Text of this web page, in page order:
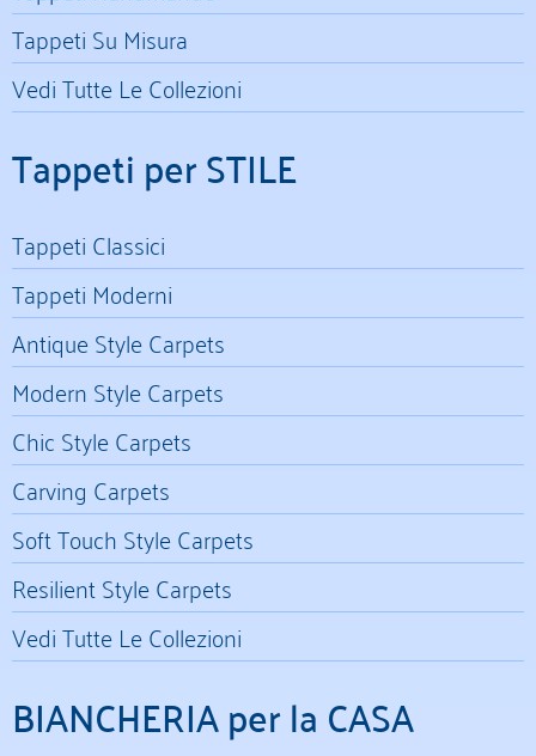
Tappeti Su Misura
Vedi Tutte Le Collezioni
Tappeti per STILE
Tappeti Classici
Tappeti Moderni
Antique Style Carpets
Modern Style Carpets
Chic Style Carpets
Carving Carpets
Soft Touch Style Carpets
Resilient Style Carpets
Vedi Tutte Le Collezioni
BIANCHERIA per la CASA